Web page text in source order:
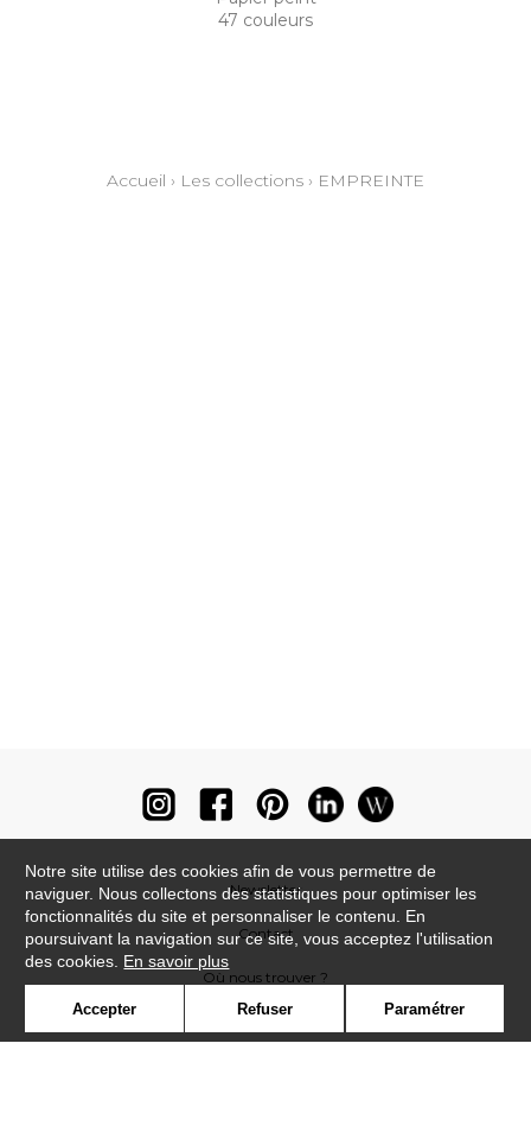
47 couleurs
Accueil › Les collections › EMPREINTE
Newsletter
Contact
Où nous trouver ?
Notre site utilise des cookies afin de vous permettre de
naviguer. Nous collectons des statistiques pour optimiser les
fonctionnalités du site et personnaliser le contenu. En
poursuivant la navigation sur ce site, vous acceptez l'utilisation
des cookies. En savoir plus
Accepter Refuser Paramétrer